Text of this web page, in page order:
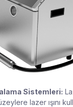
Sistemleri:
lazer ışını